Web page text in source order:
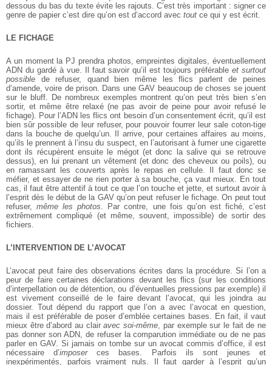
dessous du bas du texte évite les rajouts. C’est très important : signer ce
genre de papier c’est dire qu’on est d’accord avec tout ce qui y est écrit.
LE FICHAGE
A un moment la PJ prendra photos, empreintes digitales, éventuellement
ADN du gardé à vue. Il faut savoir qu’il est toujours préférableet surtout
possible de refuser, quand bien même les flics parlent de peines
d’amende, voire de prison. Dans une GAV beaucoup de choses se jouent
sur le bluff. De nombreux exemples montrent qu’on peut très bien s’en
sortir, et même être relaxé (ne pas avoir de peine pour avoir refusé le
fichage). Pour l’ADN les flics ont besoin d’un consentement écrit, qu’il est
bien sûr possible de leur refuser, pour pouvoir fourrer leur sale coton-tige
dans la bouche de quelqu’un. Il arrive, pour certaines affaires au moins,
qu’ils le prennent à l’insu du suspect, en l’autorisant à fumer une cigarette
dont ils récupèrent ensuite le mégot (et donc la salive qui se retrouve
dessus), en lui prenant un vêtement (et donc des cheveux ou poils), ou
en ramassant les couverts après le repas en cellule. Il faut donc se
méfier, et essayer de ne rien porter à sa bouche, ça vaut mieux. En tout
cas, il faut être attentif à tout ce que l’on touche et jette, et surtout avoir à
l’esprit dès le début de la GAV qu’on peut refuser le fichage. On peut tout
refuser,même les photos . Par contre, une fois qu’on est fiché, c’est
extrêmement compliqué (et même, souvent, impossible) de sortir des
fichiers.
L’INTERVENTION DE L’AVOCAT
L’avocat peut faire des observations écrites dans la procédure. Si l’on a
peur de faire certaines déclarations devant les flics (sur les conditions
d’interpellation ou de détention, ou d’éventuelles pressions par exemple) il
est vivement conseillé de le faire devant l’avocat, qui les joindra au
dossier. Tout dépend du rapport que l’on a avec l’avocat en question,
mais il est préférable de poser d’emblée certaines bases. En fait, il vaut
mieux être d’abord au clairavec soi-même , par exemple sur le fait de ne
pas donner son ADN, de refuser la comparution immédiate ou de ne pas
parler en GAV. Si jamais on tombe sur un avocat commis d’office, il est
nécessaire d’imposerces bases. Parfois ils sont jeunes et
inexpérimentés, parfois vraiment nuls. Il faut garder à l’esprit qu’un